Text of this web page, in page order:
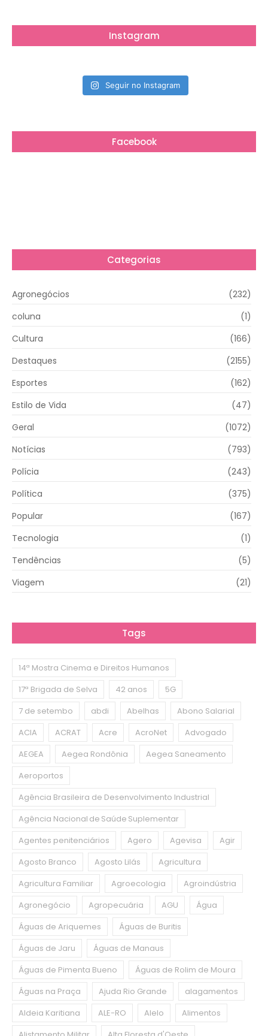
Instagram
Seguir no Instagram
Facebook
Categorias
Agronegócios
(232)
coluna
(1)
Cultura
(166)
Destaques
(2155)
Esportes
(162)
Estilo de Vida
(47)
Geral
(1072)
Notícias
(793)
Polícia
(243)
Política
(375)
Popular
(167)
Tecnologia
(1)
Tendências
(5)
Viagem
(21)
Tags
14ª Mostra Cinema e Direitos Humanos
17ª Brigada de Selva
42 anos
5G
7 de setembo
abdi Abelhas
Abono Salarial
ACIA
ACRAT Acre AcroNet
Advogado
AEGEA
Aegea Rondônia
Aegea Saneamento
Aeroportos
Agência Brasileira de Desenvolvimento Industrial
Agência Nacional de Saúde Suplementar
Agentes penitenciários
Agero Agevisa
Agir
Agosto Branco
Agosto Lilás
Agricultura
Agricultura Familiar
Agroecologia
Agroindústria
Agronegócio
Agropecuária AGU
Água
Águas de Ariquemes
Águas de Buritis
Águas de Jaru
Águas de Manaus
Águas de Pimenta Bueno
Águas de Rolim de Moura
Águas na Praça
Ajuda Rio Grande
alagamentos
Aldeia Karitiana
ALE-RO Alelo
Alimentos